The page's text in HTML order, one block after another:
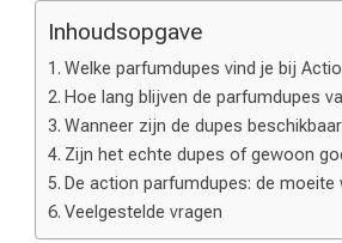
Inhoudsopgave
Welke parfumdupes vind je bij
Hoe lang blijven de parfumdupes
Wanneer zijn de dupes
Zijn het echte dupes of gewoon
De action parfumdupes: de moeite
Veelgestelde vragen